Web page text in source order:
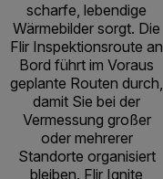
scharfe, lebendige
Wärmebilder sorgt. Die
Flir Inspektionsroute an
Bord führt im Voraus
geplante Routen durch,
damit Sie bei der
Vermessung großer
oder mehrerer
Standorte organisiert
bleiben. Flir Ignite